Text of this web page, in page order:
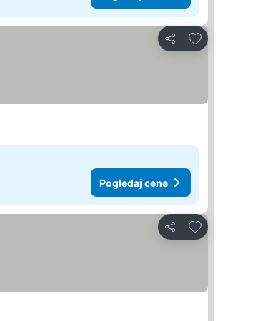
Deli
Dodati u favorite
Pogledaj cene
Deli
Dodati u favorite